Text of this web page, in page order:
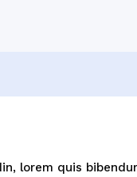
lorem quis